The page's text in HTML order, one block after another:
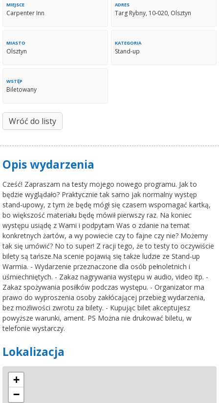
MIEJSCE
Carpenter Inn
ADRES
Targ Rybny, 10-020, Olsztyn
MIASTO
Olsztyn
KATEGORIA
Stand-up
WSTĘP
Biletowany
Wróć do listy
Opis wydarzenia
Cześć! Zapraszam na testy mojego nowego programu. Jak to
będzie wyglądało? Praktycznie tak samo jak normalny występ
stand-upowy, z tym że będę mógł się czasem wspomagać kartką,
bo większość materiału będę mówił pierwszy raz. Na koniec
występu usiądę z Wami i podpytam Was o zdanie na temat
konkretnych żartów, a wy powiecie czy to fajne czy nie? Możemy
tak się umówić? No to super! Z racji tego, że to testy to oczywiście
bilety są tańsze.Na scenie pojawią się także ludzie ze Stand-up
Warmia. - Wydarzenie przeznaczone dla osób pełnoletnich i
uśmiechniętych. - Zakaz nagrywania występu w audio, video itp. -
Zakaz spożywania posiłków podczas występu. - Organizator ma
prawo do wyproszenia osoby zakłócającej przebieg wydarzenia,
bez możliwości zwrotu za bilety. - Kupując bilet akceptujesz
powyższe warunki, ament. PS Można nie drukować biletu, w
telefonie wystarczy.
Lokalizacja
+
−